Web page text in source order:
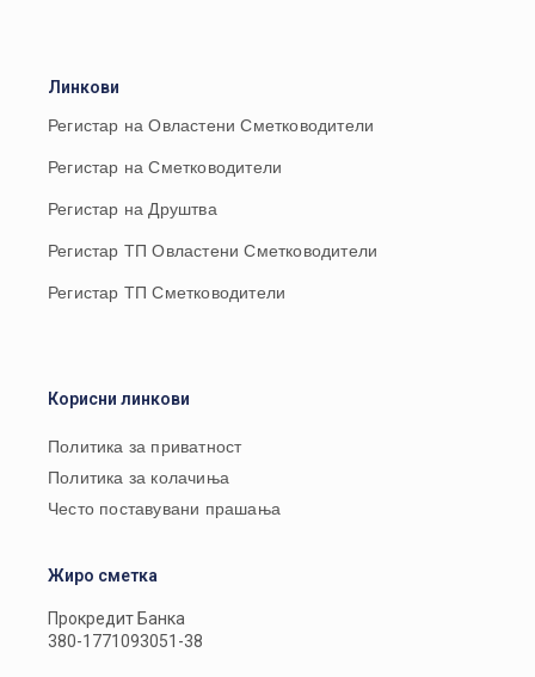
Линкови
Регистар на Овластени Сметководители
Регистар на Сметководители
Регистар на Друштва
Регистар ТП Овластени Сметководители
Регистар ТП Сметководители
Корисни линкови
Политика за приватност
Политика за колачиња
Често поставувани прашања
Жиро сметка
Прокредит Банка
380-1771093051-38